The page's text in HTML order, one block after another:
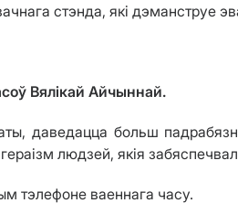
стэнда, які
Вялікай Айчыннай.
даведацца больш
людзей, якія
тэлефоне ваеннага часу.